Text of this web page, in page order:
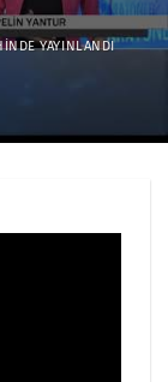
YAYINLANDI